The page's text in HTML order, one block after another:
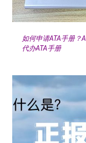
如何申请ATA手册？
代办ATA手册